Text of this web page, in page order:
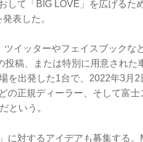
して「BIG LOVE」を広げるた
表した。
ツイッターやフェイスブックな
投稿、または特別に用意され
を出発した1台で、2022年3月
の正規ディーラー、そして富
という。
に対するアイデアも募集する